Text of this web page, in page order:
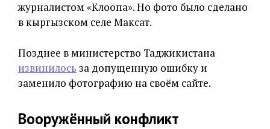
журналистом «Клоопа». Но фото было сделано
в кыргызском селе Максат.
Позднее в министерство Таджикистана
извинилось за допущенную ошибку и
заменило фотографию на своём сайте.
Вооружённый конфликт